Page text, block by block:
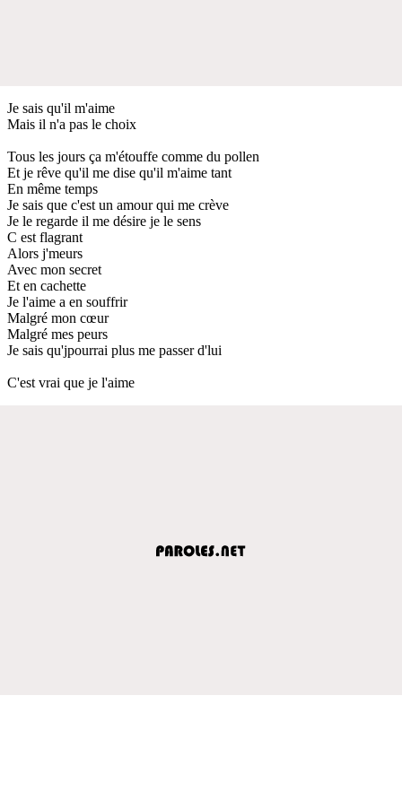
Je sais qu'il m'aime
Mais il n'a pas le choix
Tous les jours ça m'étouffe comme du pollen
Et je rêve qu'il me dise qu'il m'aime tant
En même temps
Je sais que c'est un amour qui me crève
Je le regarde il me désire je le sens
C est flagrant
Alors j'meurs
Avec mon secret
Et en cachette
Je l'aime a en souffrir
Malgré mon cœur
Malgré mes peurs
Je sais qu'jpourrai plus me passer d'lui
C'est vrai que je l'aime